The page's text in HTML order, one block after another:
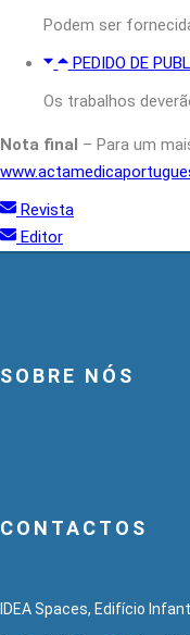
Podem ser
PEDIDO DE
Os trabalhos
Nota final – Para um
Revista
Editor
SOBRE NÓS
CONTACTOS
IDEA Spaces, Edifício